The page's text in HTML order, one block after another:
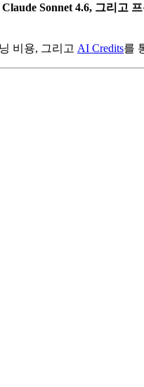
Claude Sonnet 4.6, 그리고
비용, 그리고 AI Credits를